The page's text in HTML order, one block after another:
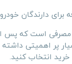
دارندگان
مصرفی است که پس
پر اهمیتی
انتخاب کنید.